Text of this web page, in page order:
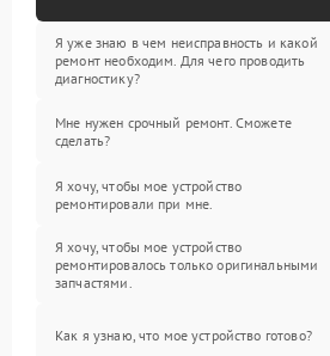
Я уже знаю в чем неисправность и какой
ремонт необходим. Для чего проводить
диагностику?
Мне нужен срочный ремонт. Сможете
сделать?
Я хочу, чтобы мое устройство
ремонтировали при мне.
Я хочу, чтобы мое устройство
ремонтировалось только оригинальными
запчастями.
Как я узнаю, что мое устройство готово?